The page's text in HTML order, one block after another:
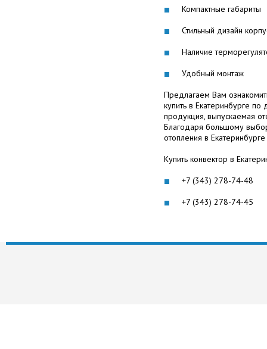
Компактные габариты
Стильный дизайн
Наличие
Удобный монтаж
Предлагаем Вам
купить в Екатеринбурге
продукция, выпускаемая
Благодаря большому
отопления в
Купить конвектор в
+7 (343) 278-74-48
+7 (343) 278-74-45